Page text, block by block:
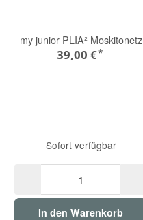
my junior PLIA² Moskitonetz
39,00 €*
Sofort verfügbar
In den Warenkorb